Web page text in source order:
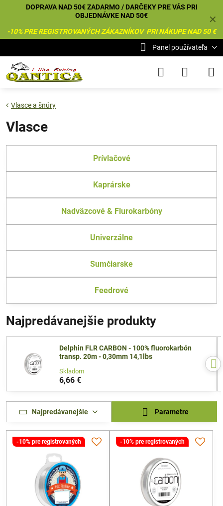
✕
DOPRAVA NAD 50€ ZADARMO / DARČEKY PRE VÁS PRI
OBJEDNÁVKE NAD 50€
-10% PRE REGISTROVANÝCH ZÁKAZNÍKOV PRI NÁKUPE NAD 50 €
Panel používateľa
Vlasce a šnúry
Vlasce
Prívlačové
Kaprárske
Nadväzcové & Flurokarbóny
Univerzálne
Sumčiarske
Feedrové
Najpredávanejšie produkty
Delphin FLR CARBON - 100% fluorokarbón
transp. 20m - 0,30mm 14,1lbs
Skladom
6,66 €
Najpredávanejšie Parametre
-10% pre registrovaných -10% pre registrovaných